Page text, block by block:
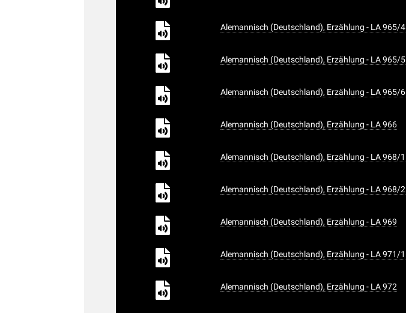
Alemannisch (Deutschland), Erzählung - LA 965/4
Alemannisch (Deutschland), Erzählung - LA 965/5
Alemannisch (Deutschland), Erzählung - LA 965/6
Alemannisch (Deutschland), Erzählung - LA 966
Alemannisch (Deutschland), Erzählung - LA 968/1
Alemannisch (Deutschland), Erzählung - LA 968/2
Alemannisch (Deutschland), Erzählung - LA 969
Alemannisch (Deutschland), Erzählung - LA 971/1
Alemannisch (Deutschland), Erzählung - LA 972